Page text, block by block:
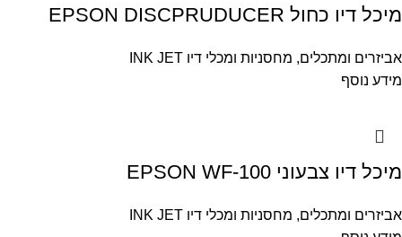
מיכל דיו כחול EPSON DISCPRUDUCER
אביזרים ומתכלים, מחסניות ומכלי דיו INK JET
מידע נוסף
מיכל דיו צבעוני EPSON WF-100
אביזרים ומתכלים, מחסניות ומכלי דיו INK JET